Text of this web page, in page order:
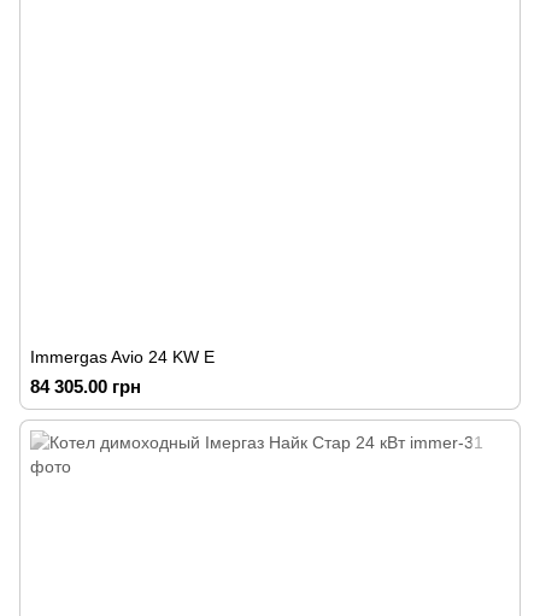
Immergas Avio 24 KW Е
84 305.00 грн